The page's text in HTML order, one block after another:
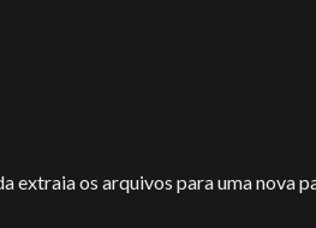
extraia os arquivos para uma nova